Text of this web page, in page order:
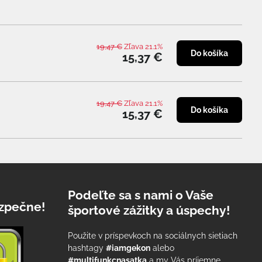
15,37 €
19,47 € Zľava 21.1%
Do košíka
15,37 €
19,47 € Zľava 21.1%
Do košíka
Podeľte sa s nami o Vaše
športové zážitky a úspechy!
Použite v príspevkoch na sociálnych sietiach
hashtagy#iamgekon alebo